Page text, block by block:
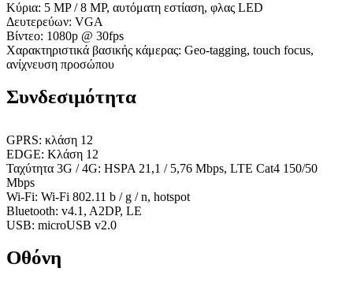
Κύρια: 5 MP / 8 MP, αυτόματη εστίαση, φλας LED
Δευτερεύων: VGA
Βίντεο: 1080p @ 30fps
Χαρακτηριστικά βασικής κάμερας: Geo-tagging, touch focus,
ανίχνευση προσώπου
Συνδεσιμότητα
GPRS: κλάση 12
EDGE: Κλάση 12
Ταχύτητα 3G / 4G: HSPA 21,1 / 5,76 Mbps, LTE Cat4 150/50
Mbps
Wi-Fi: Wi-Fi 802.11 b / g / n, hotspot
Bluetooth: v4.1, A2DP, LE
USB: microUSB v2.0
Οθόνη